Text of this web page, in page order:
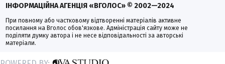
ІНФОРМАЦІЙНА АГЕНЦІЯ «ВГОЛОС» © 2002—2024
При повному або частковому відтворенні матеріалів активне
посилання на Вголос обов'язкове. Адміністрація сайту може не
поділяти думку автора і не несе відповідальності за авторські
матеріали.